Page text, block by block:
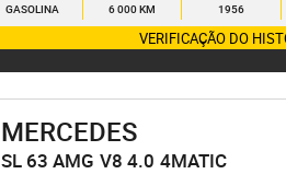
GASOLINA 6 000 KM 1956
VERIFICAÇÃO DO
MERCEDES
SL 63 AMG V8 4.0 4MATIC